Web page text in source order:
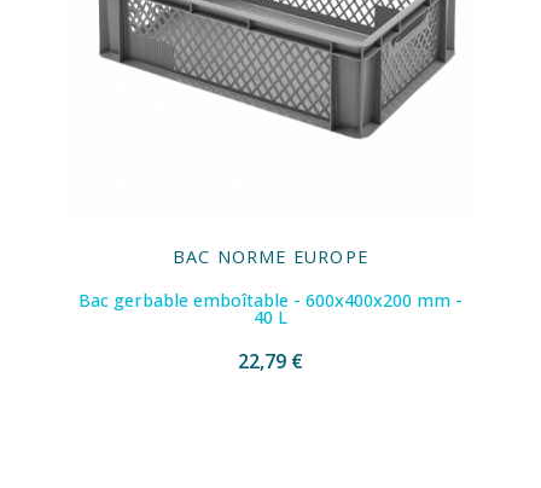
BAC NORME EUROPE
Bac gerbable emboîtable - 600x400x200 mm -
40 L
22,79 €